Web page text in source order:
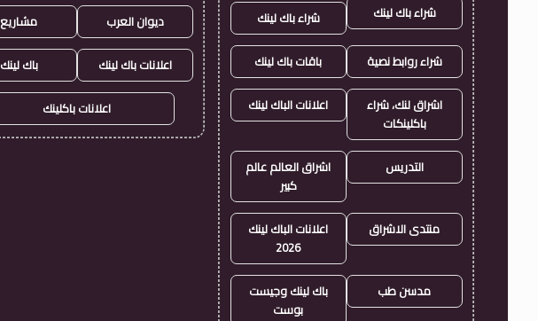
شراء باك لينك شراء باك لينك
شراء روابط نصية باقات باك لينك
اشراق لنك، شراء
باكلينكات
اعلانات الباك لينك
التدريس
اشراق العالم عالم
كبير
منتدى الاشراق
اعلانات الباك لينك
2026
مدسن طب
باك لينك وجيست
بوست
ديوان العرب مشاريع
اعلانات باك لينك باك لينك
اعلانات باكلينك